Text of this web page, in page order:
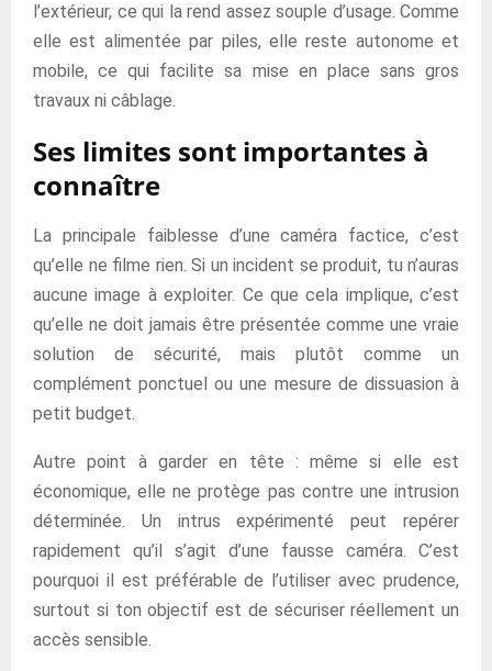
l’extérieur, ce qui la rend assez souple d’usage. Comme
elle est alimentée par piles, elle reste autonome et
mobile, ce qui facilite sa mise en place sans gros
travaux ni câblage.
Ses limites sont importantes à
connaître
La principale faiblesse d’une caméra factice, c’est
qu’elle ne filme rien. Si un incident se produit, tu n’auras
aucune image à exploiter. Ce que cela implique, c’est
qu’elle ne doit jamais être présentée comme une vraie
solution de sécurité, mais plutôt comme un
complément ponctuel ou une mesure de dissuasion à
petit budget.
Autre point à garder en tête : même si elle est
économique, elle ne protège pas contre une intrusion
déterminée. Un intrus expérimenté peut repérer
rapidement qu’il s’agit d’une fausse caméra. C’est
pourquoi il est préférable de l’utiliser avec prudence,
surtout si ton objectif est de sécuriser réellement un
accès sensible.